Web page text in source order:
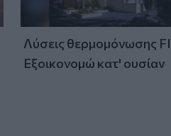
Λύσεις θερμομόνωσης
Εξοικονομώ κατ' ουσίαν